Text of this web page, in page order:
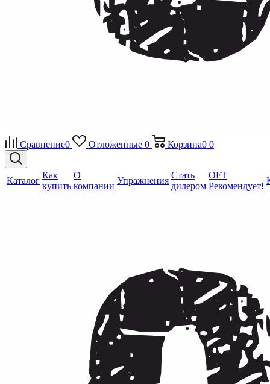
Сравнение0 Отложенные 0 Корзина0 0
Каталог
Как
купить
О
компании
Упражнения
Стать
дилером
OFT
Рекомендует!